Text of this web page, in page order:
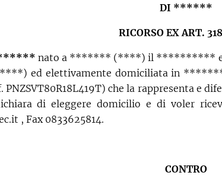
DI ******
RICORSO EX ART.
nato a ******* (****) il ********** e
ed elettivamente domiciliata in *******
PNZSVT80R18L419T) che la rappresenta e
di eleggere domicilio e di voler
, Fax 0833625814.
CONTRO